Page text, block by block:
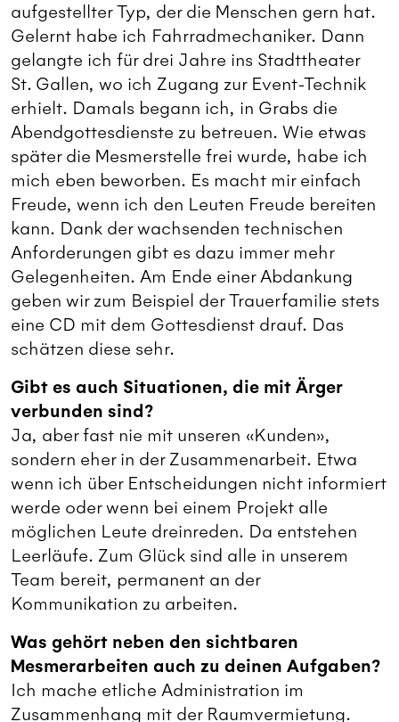
aufgestellter Typ, der die Menschen gern hat.
Gelernt habe ich Fahrradmechaniker. Dann
gelangte ich für drei Jahre ins Stadttheater
St. Gallen, wo ich Zugang zur Event-Technik
erhielt. Damals begann ich, in Grabs die
Abendgottesdienste zu betreuen. Wie etwas
später die Mesmerstelle frei wurde, habe ich
mich eben beworben. Es macht mir einfach
Freude, wenn ich den Leuten Freude bereiten
kann. Dank der wachsenden technischen
Anforderungen gibt es dazu immer mehr
Gelegenheiten. Am Ende einer Abdankung
geben wir zum Beispiel der Trauerfamilie stets
eine CD mit dem Gottesdienst drauf. Das
schätzen diese sehr.
Gibt es auch Situationen, die mit Ärger
verbunden sind?
Ja, aber fast nie mit unseren «Kunden»,
sondern eher in der Zusammenarbeit. Etwa
wenn ich über Entscheidungen nicht informiert
werde oder wenn bei einem Projekt alle
möglichen Leute dreinreden. Da entstehen
Leerläufe. Zum Glück sind alle in unserem
Team bereit, permanent an der
Kommunikation zu arbeiten.
Was gehört neben den sichtbaren
Mesmerarbeiten auch zu deinen Aufgaben?
Ich mache etliche Administration im
Zusammenhang mit der Raumvermietung.